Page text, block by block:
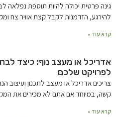
גינה פרטית יכולה להיות תוספת נפלאה
להירגע, הזדמנות לקבל קצת אוויר צח
קרא עוד »
אדריכל או מעצב נוף: כיצד
לפרויקט שלכם
צריכים אדריכל או מעצב לתכנון ועיצוב
קשה, במיוחד אם אתם לא מכירים את
קרא עוד »